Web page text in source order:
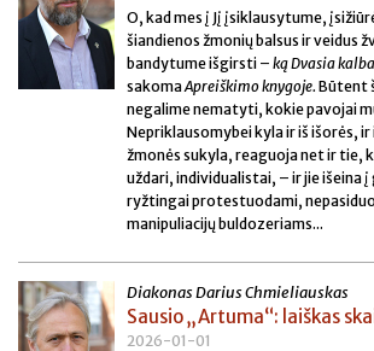
O, kad mes į Jį įsiklausytume,
šiandienos žmonių balsus ir veidus
bandytume išgirsti – ką Dvasia
sakomaApreiškimo knygoje. Būtent
negalime nematyti, kokie pavojai
Nepriklausomybei kyla ir iš išorės, ir
žmonės sukyla, reaguoja net ir tie,
uždari, individualistai, – ir jie išeina
ryžtingai protestuodami,
manipuliacijų buldozeriams...
Diakonas Darius Chmieliauskas
Sausio „Artuma“: laiškas
2026-01-01